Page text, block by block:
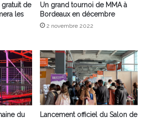
de
les
Un grand tournoi de MMA à
Bordeaux en décembre
2 novembre 2022
du
Lancement officiel du Salon de